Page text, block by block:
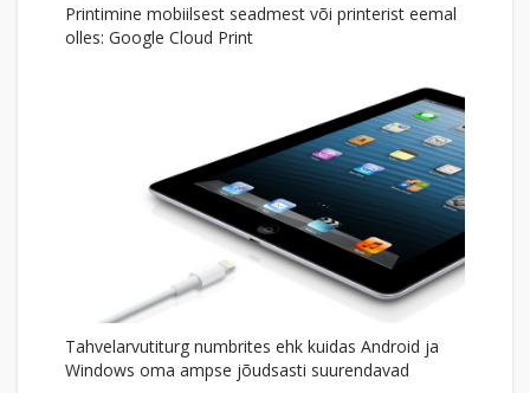
Printimine mobiilsest seadmest või printerist eemal
olles: Google Cloud Print
Tahvelarvutiturg numbrites ehk kuidas Android ja
Windows oma ampse jõudsasti suurendavad